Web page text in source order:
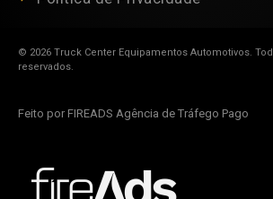
© 2026 Truck Center Equipamentos Automotivos.
reservados.
Feito por FIREADS Agência de Tráfego Pago